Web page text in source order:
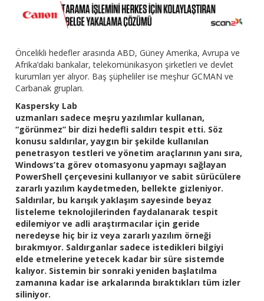
Öncelikli hedefler arasında ABD, Güney Amerika, Avrupa ve
Afrika’daki bankalar, telekomünikasyon şirketleri ve devlet
kurumları yer alıyor. Baş şüpheliler ise meşhur GCMAN ve
Carbanak grupları.
Kaspersky Lab
uzmanları sadece meşru yazılımlar kullanan,
“görünmez” bir dizi hedefli saldırı tespit etti. Söz
konusu saldırılar, yaygın bir şekilde kullanılan
penetrasyon testleri ve yönetim araçlarının yanı sıra,
Windows’ta görev otomasyonu yapmayı sağlayan
PowerShell çerçevesini kullanıyor ve sabit sürücülere
zararlı yazılım kaydetmeden, bellekte gizleniyor.
Saldırılar, bu karışık yaklaşım sayesinde beyaz
listeleme teknolojilerinden faydalanarak tespit
edilemiyor ve adli araştırmacılar için geride
neredeyse hiç bir iz veya zararlı yazılım örneği
bırakmıyor. Saldırganlar sadece istedikleri bilgiyi
elde etmelerine yetecek kadar bir süre sistemde
kalıyor. Sistemin bir sonraki yeniden başlatılma
zamanına kadar ise arkalarında bıraktıkları tüm izler
siliniyor.